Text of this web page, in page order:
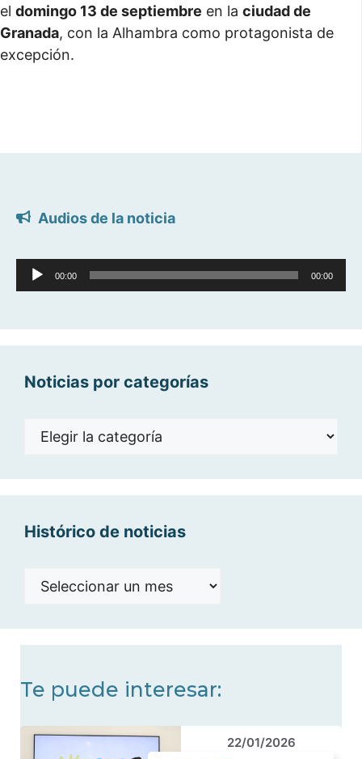
el domingo 13 de septiembre en la ciudad de
Granada, con la Alhambra como protagonista de
excepción.
Audios de la noticia
Reproductor
de
00:00 00:00
Noticias por categorías
Noticias
Histórico de noticias
Histórico
Te puede interesar:
22/01/2026